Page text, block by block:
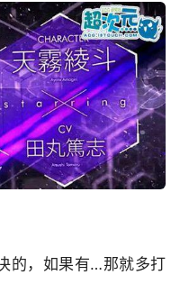
的，如果有…那就多打